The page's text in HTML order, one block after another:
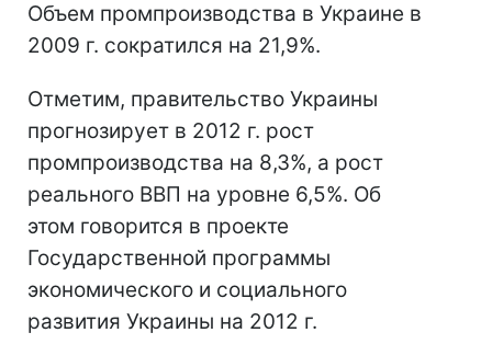
Объем промпроизводства в Украине в
2009 г. сократился на 21,9%.
Отметим, правительство Украины
прогнозирует в 2012 г. рост
промпроизводства на 8,3%, а рост
реального ВВП на уровне 6,5%. Об
этом говорится в проекте
Государственной программы
экономического и социального
развития Украины на 2012 г.